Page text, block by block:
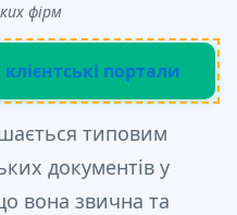
фірм
портали
типовим
документів у
вона звична та